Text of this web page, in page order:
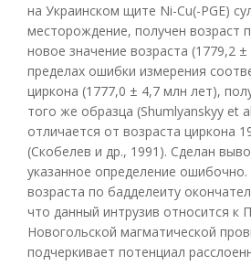
на Украинском щите Ni-Cu(-PGE)
месторождение, получен возраст
новое значение возраста (1779,2
пределах ошибки измерения
циркона (1777,0 ± 4,7 млн лет),
того же образца (Shumlyanskyy et
отличается от возраста циркона
(Скобелев и др., 1991). Сделан
указанное определение
возраста по бадделеиту
что данный интрузив относится к
Новогольской магматической
подчеркивает потенциал